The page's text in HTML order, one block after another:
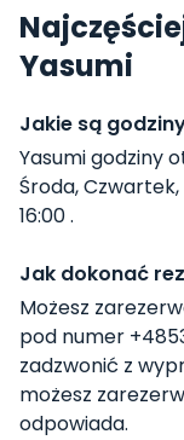
Yasumi
Jakie są
Yasumi godziny
Środa,
16:00 .
Jak dokonać
Możesz
pod numer
zadzwonić z
możesz
odpowiada.